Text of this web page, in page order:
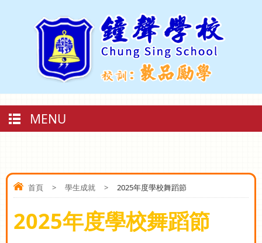
MENU
首頁 > 學生成就 > 2025年度學校舞蹈節
2025年度學校舞蹈節